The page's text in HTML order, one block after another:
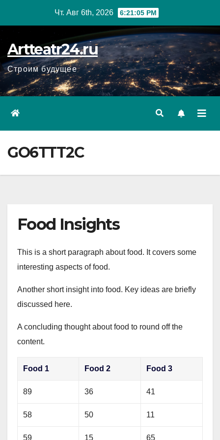
Чт. Авг 6th, 2026 6:21:06 PM
Artteatr24.ru
Строим будущее
GO6TTT2C
Food Insights
This is a short paragraph about food. It covers some
interesting aspects of food.
Another short insight into food. Key ideas are briefly
discussed here.
A concluding thought about food to round off the
content.
Food 1 Food 2 Food 3
89 36 41
58 50 11
59 15 65